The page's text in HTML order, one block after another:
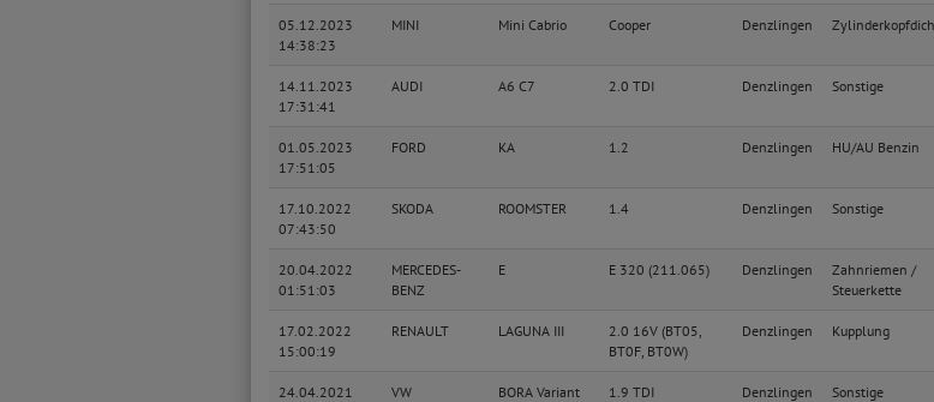
05.12.2023
14:38:23
MINI Mini Cabrio Cooper Denzlingen
14.11.2023
17:31:41
AUDI A6 C7 2.0 TDI Denzlingen Sonstige
01.05.2023
17:51:05
FORD KA 1.2 Denzlingen HU/AU Benzin
17.10.2022
07:43:50
SKODA ROOMSTER 1.4 Denzlingen Sonstige
20.04.2022
01:51:03
MERCEDES-
BENZ
E E 320 (211.065) Denzlingen
Zahnriemen /
Steuerkette
17.02.2022
15:00:19
RENAULT LAGUNA III
2.0 16V (BT05,
BT0F, BT0W)
Denzlingen Kupplung
24.04.2021
VW BORA Variant 1.9 TDI Denzlingen Sonstige